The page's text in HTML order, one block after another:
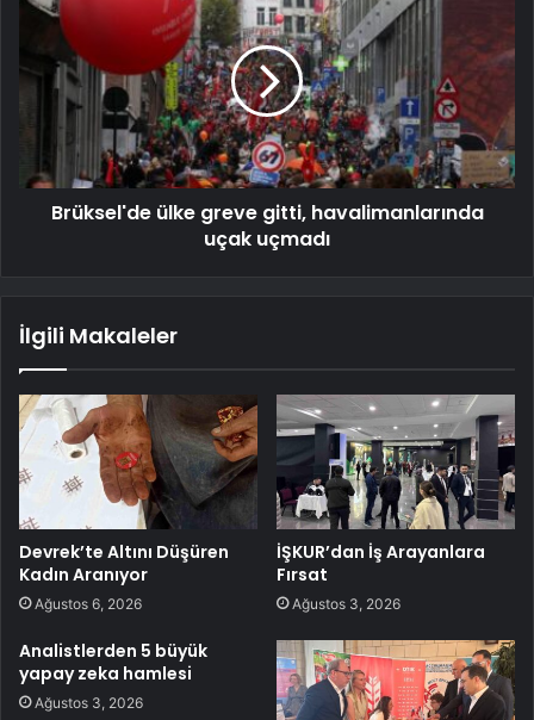
Brüksel'de ülke greve gitti, havalimanlarında
uçak uçmadı
İlgili Makaleler
Devrek’te Altını Düşüren
Kadın Aranıyor
Ağustos 6, 2026
İŞKUR’dan İş Arayanlara
Fırsat
Ağustos 3, 2026
Analistlerden 5 büyük
yapay zeka hamlesi
Ağustos 3, 2026